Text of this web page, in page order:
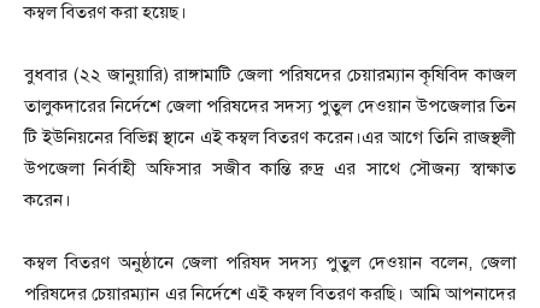
কম্বল বিতরণ করা হয়েছ।
বুধবার (২২ জানুয়ারি) রাঙ্গামাটি জেলা পরিষদের চেয়ারম্যান কৃষিবিদ কাজল
তালুকদারের নির্দেশে জেলা পরিষদের সদস্য পুতুল দেওয়ান উপজেলার তিন
টি ইউনিয়নের বিভিন্ন স্থানে এই কম্বল বিতরণ করেন।এর আগে তিনি রাজস্থলী
উপজেলা নির্বাহী অফিসার সজীব কান্তি রুদ্র এর সাথে সৌজন্য স্বাক্ষাত
করেন।
কম্বল বিতরণ অনুষ্ঠানে জেলা পরিষদ সদস্য পুতুল দেওয়ান বলেন, জেলা
পরিষদের চেয়ারম্যান এর নির্দেশে এই কম্বল বিতরণ করছি। আমি আপনাদের